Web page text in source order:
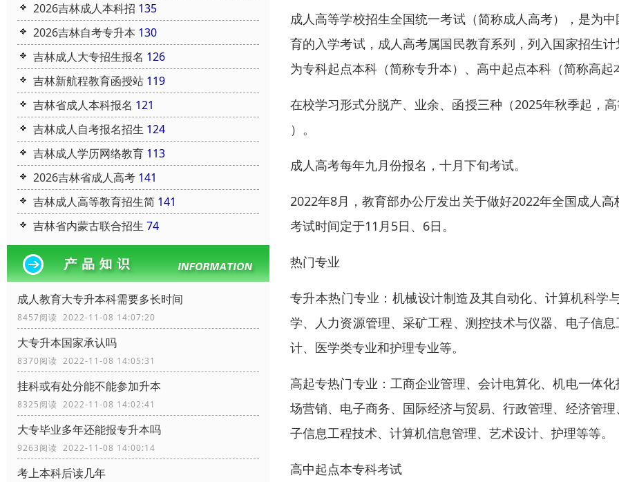
2026吉林成人本科招 135
2026吉林自考专升本 130
吉林成人大专招生报名 126
吉林新航程教育函授站 119
吉林省成人本科报名 121
吉林成人自考报名招生 124
吉林成人学历网络教育 113
2026吉林省成人高考 141
吉林成人高等教育招生简 141
吉林省内蒙古联合招生 74
成人教育大专升本科需要多长时间
8457阅读 2022-11-08 14:07:20
大专升本国家承认吗
8370阅读 2022-11-08 14:05:31
挂科或有处分能不能参加升本
8325阅读 2022-11-08 14:02:41
大专毕业多年还能报专升本吗
9263阅读 2022-11-08 14:00:14
考上本科后读几年
成人高等学校招生全国统一考试（简称成人高考），是为
育的入学考试，成人高考属国民教育系列，列入国家招生
为专科起点本科（简称专升本）、高中起点本科（简称高
在校学习形式分脱产、业余、函授三种（2025年秋季起，
）。
成人高考每年九月份报名，十月下旬考试。
2022年8月，教育部办公厅发出关于做好2022年全国成人
考试时间定于11月5日、6日。
热门专业
专升本热门专业：机械设计制造及其自动化、计算机科
学、人力资源管理、采矿工程、测控技术与仪器、电子信
计、医学类专业和护理专业等。
高起专热门专业：工商企业管理、会计电算化、机电一体
场营销、电子商务、国际经济与贸易、行政管理、经济管
子信息工程技术、计算机信息管理、艺术设计、护理等等。
高中起点本专科考试